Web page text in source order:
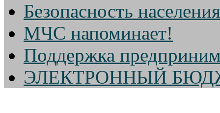
Безопасность населения
МЧС напоминает!
Поддержка
ЭЛЕКТРОННЫЙ